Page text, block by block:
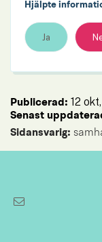
Hjälpte
Ja
Publicerad: 12
Senast
Sidansvarig: